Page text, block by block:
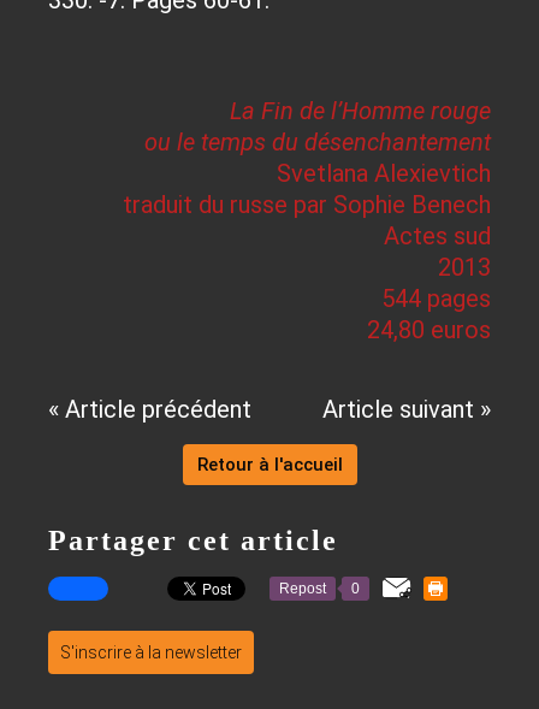
La Fin de l’Homme rouge
ou le temps du désenchantement
Svetlana Alexievtich
traduit du russe par Sophie Benech
Actes sud
2013
544 pages
24,80 euros
« Article précédent Article suivant »
Retour à l'accueil
Partager cet article
Repost 0
S'inscrire à la newsletter